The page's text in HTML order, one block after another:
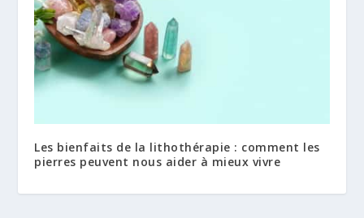
Les bienfaits de la lithothérapie : comment les
pierres peuvent nous aider à mieux vivre